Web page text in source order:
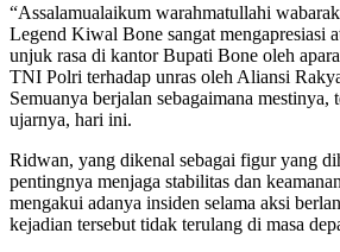
“Assalamualaikum warahmatullahi
Legend Kiwal Bone sangat mengapresiasi
unjuk rasa di kantor Bupati Bone oleh
TNI Polri terhadap unras oleh Aliansi
Semuanya berjalan sebagaimana mestinya,
ujarnya, hari ini.
Ridwan, yang dikenal sebagai figur yang
pentingnya menjaga stabilitas dan
mengakui adanya insiden selama aksi
kejadian tersebut tidak terulang di masa